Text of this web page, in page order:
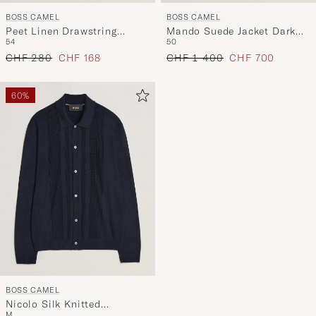
BOSS CAMEL
Peet Linen Drawstring
Shorts Open White
54
Regulärer Preis
CHF 280 Reduzierter Preis
CHF 168
BOSS CAMEL
Mando Suede Jacket Dark
Blue
50
Regulärer Preis
CHF 1 400 Reduzierter Preis
CHF 700
60%
BOSS CAMEL
Nicolo Silk Knitted